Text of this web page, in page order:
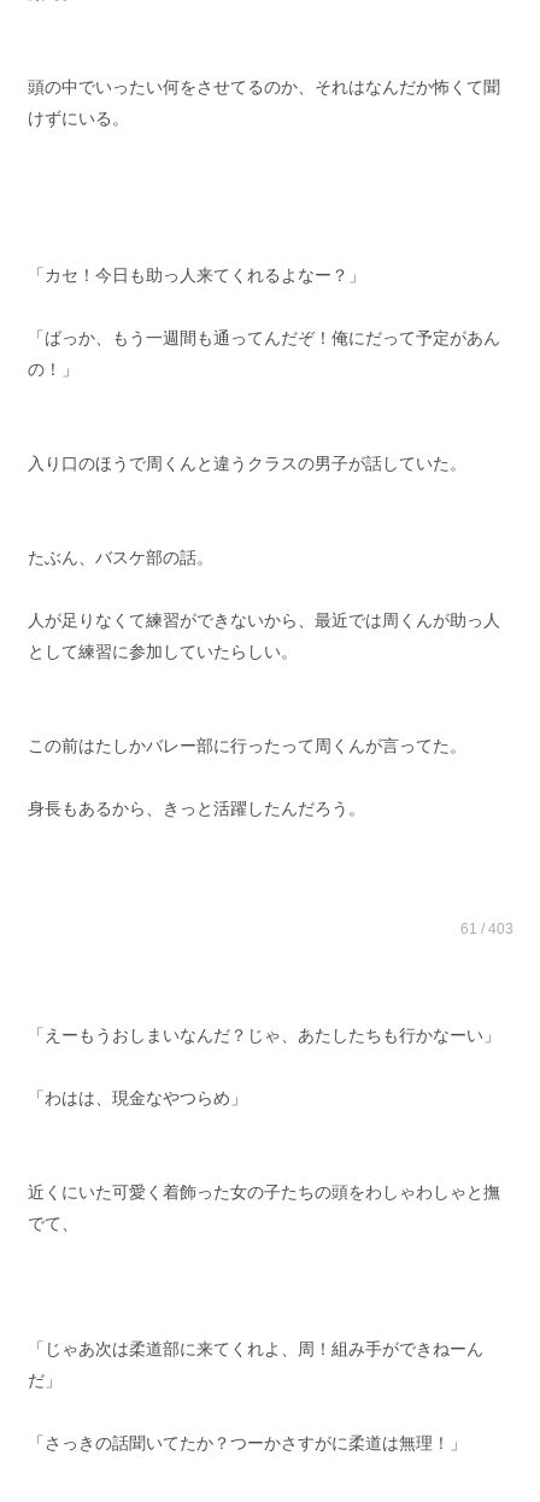
頭の中でいったい何をさせてるのか、それはなんだか怖くて聞
けずにいる。
「カセ！今日も助っ人来てくれるよなー？」
「ばっか、もう一週間も通ってんだぞ！俺にだって予定があん
の！」
入り口のほうで周くんと違うクラスの男子が話していた。
たぶん、バスケ部の話。
人が足りなくて練習ができないから、最近では周くんが助っ人
として練習に参加していたらしい。
この前はたしかバレー部に行ったって周くんが言ってた。
身長もあるから、きっと活躍したんだろう。
61 / 403
「えーもうおしまいなんだ？じゃ、あたしたちも行かなーい」
「わはは、現金なやつらめ」
近くにいた可愛く着飾った女の子たちの頭をわしゃわしゃと撫
でて、
「じゃあ次は柔道部に来てくれよ、周！組み手ができねーん
だ」
「さっきの話聞いてたか？つーかさすがに柔道は無理！」